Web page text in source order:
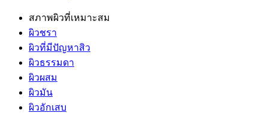
สภาพผิวที่เหมาะสม
ผิวชรา
ผิวที่มีปัญหาสิว
ผิวธรรมดา
ผิวผสม
ผิวมัน
ผิวอักเสบ